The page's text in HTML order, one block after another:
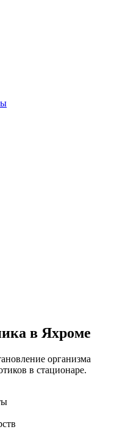
в Яхроме
организма
в стационаре.